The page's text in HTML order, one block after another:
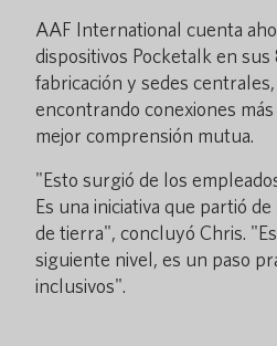
AAF International cuenta
dispositivos Pocketalk en sus
fabricación y sedes
encontrando conexiones
mejor comprensión mutua.
"Esto surgió de los
Es una iniciativa que partió
de tierra", concluyó Chris.
siguiente nivel, es un paso
inclusivos".